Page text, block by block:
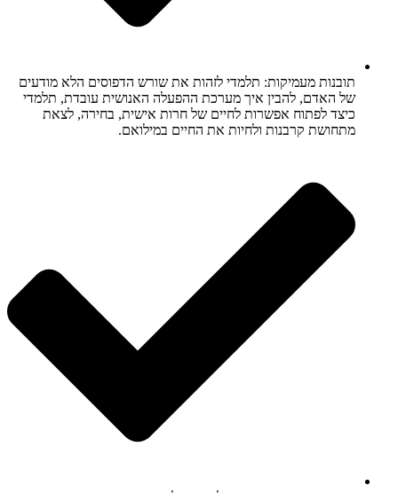
תובנות מעמיקות: תלמדי לזהות את שורש הדפוסים הלא מודעים
של האדם, להבין איך מערכת ההפעלה האנושית עובדת, תלמדי
כיצד לפתוח אפשרות לחיים של חרות אישית, בחירה, לצאת
מתחושת קרבנות ולחיות את החיים במילואם.